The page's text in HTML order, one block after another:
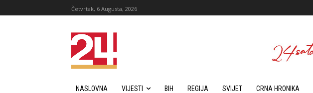
Četvrtak, 6 Augusta, 2026
NASLOVNA VIJESTI BIH REGIJA SVIJET CRNA HRONIKA